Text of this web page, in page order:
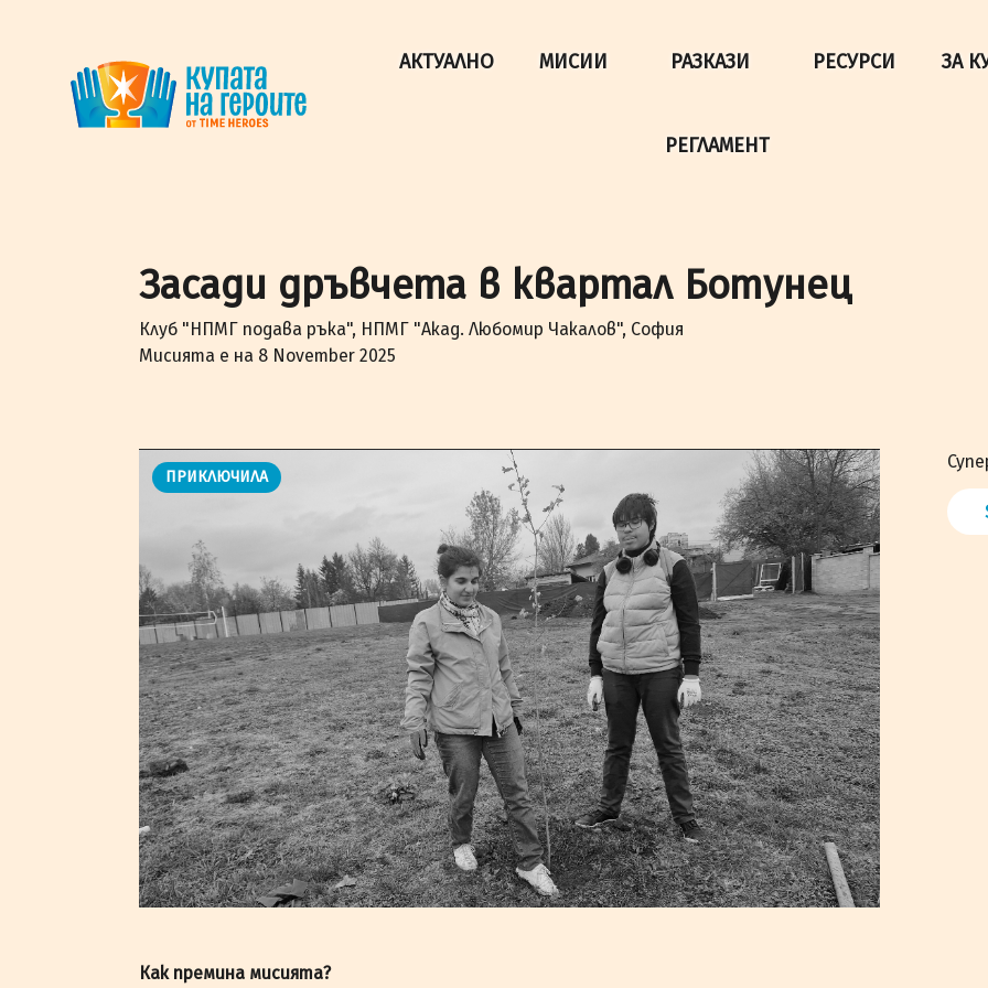
АКТУАЛНО МИСИИ РАЗКАЗИ РЕСУРСИ ЗА
РЕГЛАМЕНТ
Засади дръвчета в квартал Ботунец
Клуб "НПМГ подава ръка", НПМГ "Акад. Любомир Чакалов", София
Мисията е на 8 November 2025
ПРИКЛЮЧИЛА
Как премина мисията?